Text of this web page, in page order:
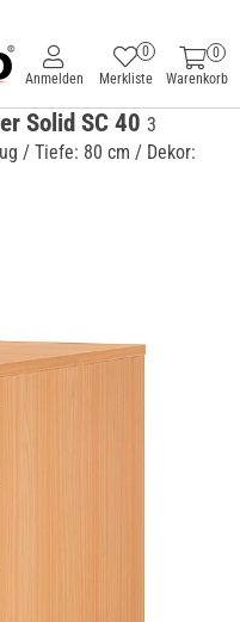
0
Warenkorb
Merkliste
0
Anmelden
Solid SC 40 3
/ Tiefe: 80 cm / Dekor: